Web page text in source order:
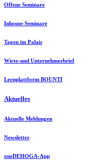
Offene Seminare
Inhouse-Seminare
Tagen im Palais
Wirte-und Unternehmerbrief
Lernplattform BOUNTI
Aktuelles
Aktuelle Meldungen
Newsletter
oneDEHOGA-App